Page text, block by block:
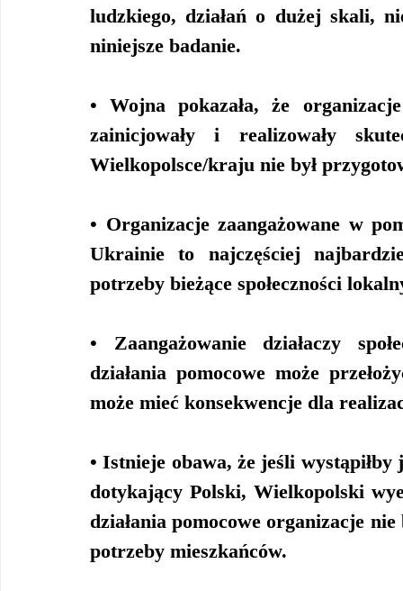
ludzkiego, działań o dużej skali,
niniejsze badanie.
• Wojna pokazała, że
zainicjowały i realizowały
Wielkopolsce/kraju nie był
• Organizacje zaangażowane w
Ukrainie to najczęściej
potrzeby bieżące społeczności
• Zaangażowanie działaczy
działania pomocowe może
może mieć konsekwencje dla
• Istnieje obawa, że jeśli
dotykający Polski, Wielkopolski
działania pomocowe organizacje
potrzeby mieszkańców.